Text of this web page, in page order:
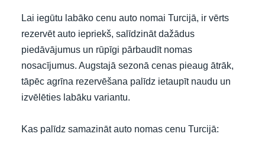
Lai iegūtu labāko cenu auto nomai Turcijā, ir vērts
rezervēt auto iepriekš, salīdzināt dažādus
piedāvājumus un rūpīgi pārbaudīt nomas
nosacījumus. Augstajā sezonā cenas pieaug ātrāk,
tāpēc agrīna rezervēšana palīdz ietaupīt naudu un
izvēlēties labāku variantu.
Kas palīdz samazināt auto nomas cenu Turcijā: